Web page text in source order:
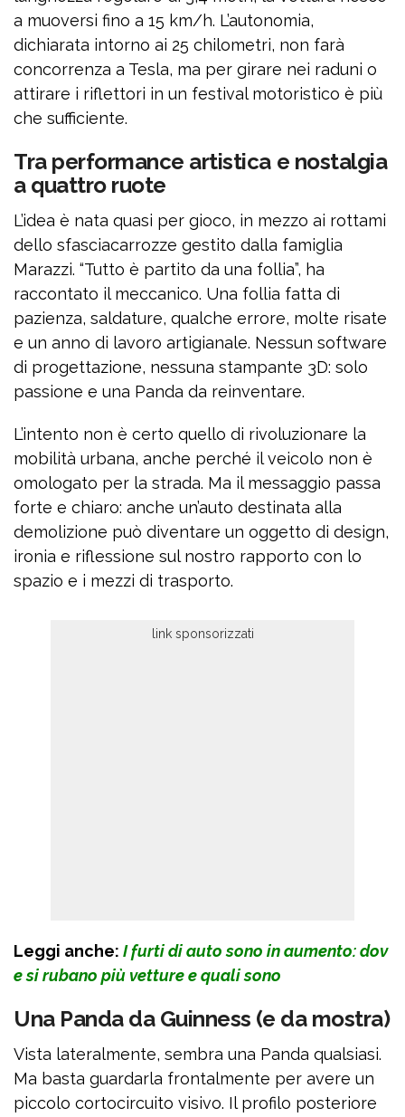
a muoversi fino a 15 km/h. L’autonomia,
dichiarata intorno ai 25 chilometri, non farà
concorrenza a Tesla, ma per girare nei raduni o
attirare i riflettori in un festival motoristico è più
che sufficiente.
Tra performance artistica e nostalgia
a quattro ruote
L’idea è nata quasi per gioco, in mezzo ai rottami
dello sfasciacarrozze gestito dalla famiglia
Marazzi. “Tutto è partito da una follia”, ha
raccontato il meccanico. Una follia fatta di
pazienza, saldature, qualche errore, molte risate
e un anno di lavoro artigianale. Nessun software
di progettazione, nessuna stampante 3D: solo
passione e una Panda da reinventare.
L’intento non è certo quello di rivoluzionare la
mobilità urbana, anche perché il veicolo non è
omologato per la strada. Ma il messaggio passa
forte e chiaro: anche un’auto destinata alla
demolizione può diventare un oggetto di design,
ironia e riflessione sul nostro rapporto con lo
spazio e i mezzi di trasporto.
Leggi anche: I furti di auto sono in aumento: dov
e si rubano più vetture e quali sono
Una Panda da Guinness (e da mostra)
Vista lateralmente, sembra una Panda qualsiasi.
Ma basta guardarla frontalmente per avere un
piccolo cortocircuito visivo. Il profilo posteriore